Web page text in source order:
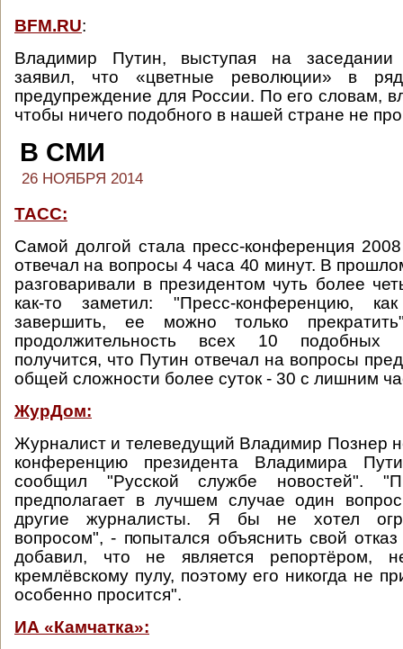
BFM.RU:
Владимир Путин, выступая на заседании
заявил, что «цветные революции» в
предупреждение для России. По его словам,
чтобы ничего подобного в нашей стране не
В СМИ
26 НОЯБРЯ 2014
ТАСС:
Самой долгой стала пресс-конференция
отвечал на вопросы 4 часа 40 минут. В
разговаривали в президентом чуть более
как-то заметил: "Пресс-конференцию,
завершить, ее можно только
продолжительность всех 10 подобных
получится, что Путин отвечал на вопросы
общей сложности более суток - 30 с лишним
ЖурДом:
Журналист и телеведущий Владимир Познер
конференцию президента Владимира
сообщил "Русской службе новостей".
предполагает в лучшем случае один
другие журналисты. Я бы не хотел
вопросом", - попытался объяснить свой
добавил, что не является репортёром,
кремлёвскому пулу, поэтому его никогда не
особенно просится".
ИА «Камчатка»: